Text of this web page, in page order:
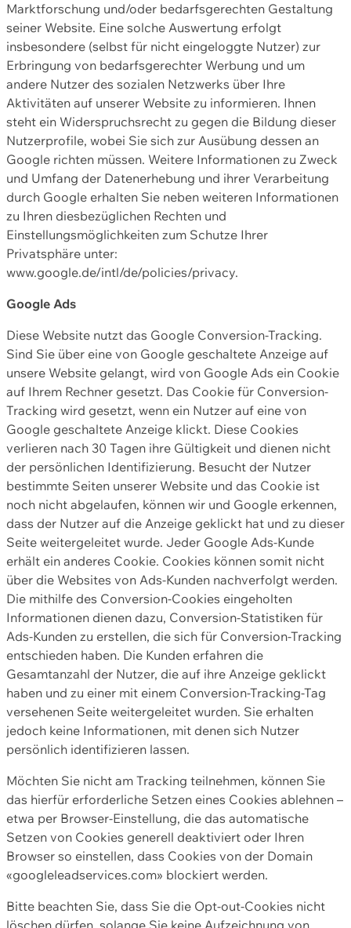
Marktforschung und/oder bedarfsgerechten Gestaltung
seiner Website. Eine solche Auswertung erfolgt
insbesondere (selbst für nicht eingeloggte Nutzer) zur
Erbringung von bedarfsgerechter Werbung und um
andere Nutzer des sozialen Netzwerks über Ihre
Aktivitäten auf unserer Website zu informieren. Ihnen
steht ein Widerspruchsrecht zu gegen die Bildung dieser
Nutzerprofile, wobei Sie sich zur Ausübung dessen an
Google richten müssen. Weitere Informationen zu Zweck
und Umfang der Datenerhebung und ihrer Verarbeitung
durch Google erhalten Sie neben weiteren Informationen
zu Ihren diesbezüglichen Rechten und
Einstellungsmöglichkeiten zum Schutze Ihrer
Privatsphäre unter:
www.google.de/intl/de/policies/privacy.
Google Ads
Diese Website nutzt das Google Conversion-Tracking.
Sind Sie über eine von Google geschaltete Anzeige auf
unsere Website gelangt, wird von Google Ads ein Cookie
auf Ihrem Rechner gesetzt. Das Cookie für Conversion-
Tracking wird gesetzt, wenn ein Nutzer auf eine von
Google geschaltete Anzeige klickt. Diese Cookies
verlieren nach 30 Tagen ihre Gültigkeit und dienen nicht
der persönlichen Identifizierung. Besucht der Nutzer
bestimmte Seiten unserer Website und das Cookie ist
noch nicht abgelaufen, können wir und Google erkennen,
dass der Nutzer auf die Anzeige geklickt hat und zu dieser
Seite weitergeleitet wurde. Jeder Google Ads-Kunde
erhält ein anderes Cookie. Cookies können somit nicht
über die Websites von Ads-Kunden nachverfolgt werden.
Die mithilfe des Conversion-Cookies eingeholten
Informationen dienen dazu, Conversion-Statistiken für
Ads-Kunden zu erstellen, die sich für Conversion-Tracking
entschieden haben. Die Kunden erfahren die
Gesamtanzahl der Nutzer, die auf ihre Anzeige geklickt
haben und zu einer mit einem Conversion-Tracking-Tag
versehenen Seite weitergeleitet wurden. Sie erhalten
jedoch keine Informationen, mit denen sich Nutzer
persönlich identifizieren lassen.
Möchten Sie nicht am Tracking teilnehmen, können Sie
das hierfür erforderliche Setzen eines Cookies ablehnen –
etwa per Browser-Einstellung, die das automatische
Setzen von Cookies generell deaktiviert oder Ihren
Browser so einstellen, dass Cookies von der Domain
«googleleadservices.com» blockiert werden.
Bitte beachten Sie, dass Sie die Opt-out-Cookies nicht